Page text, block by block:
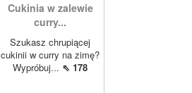
Cukinia w zalewie
curry...
Szukasz chrupiącej
cukinii w curry na zimę?
Wypróbuj... ⇖ 178